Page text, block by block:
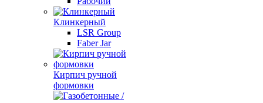
Клинкерный
LSR Group
Faber Jar
Кирпич ручной
формовки